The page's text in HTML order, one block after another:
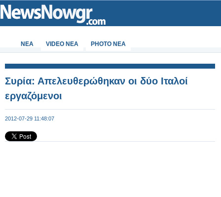
ΝΕΑ VIDEO NEA PHOTO NEA
Συρία: Απελευθερώθηκαν οι δύο Ιταλοί
εργαζόμενοι
2012-07-29 11:48:07